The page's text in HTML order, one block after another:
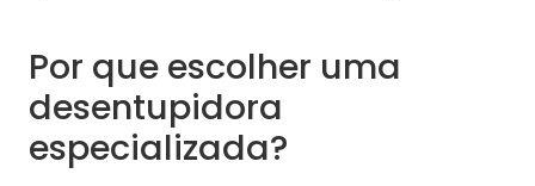
Por que escolher uma
desentupidora
especializada?